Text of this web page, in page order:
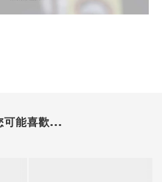
可能喜歡...